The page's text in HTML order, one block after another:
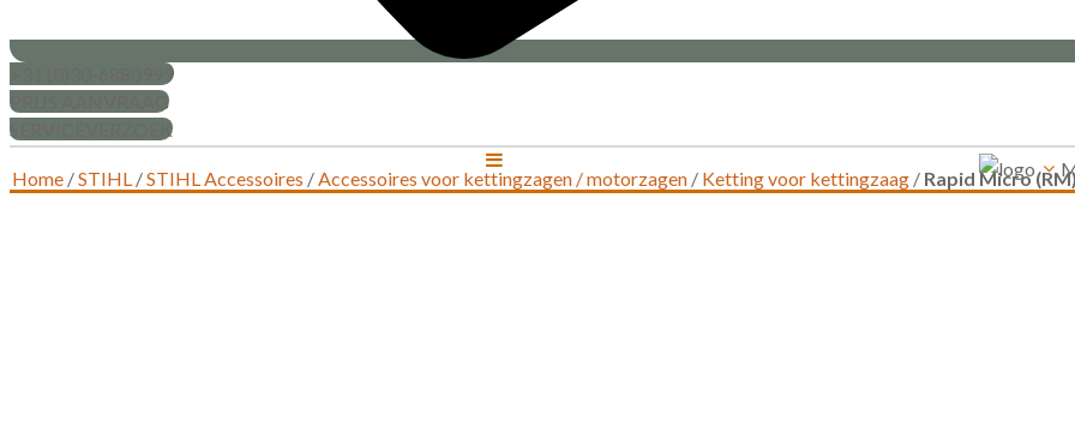
+31 (0)30-6880999
PRIJS AANVRAAG
SERVICEVERZOEK
Home /STIHL /STIHL Accessoires / Accessoires voor kettingzagen / motorzagen / Ketting voor kettingzaag / Rapid Micro